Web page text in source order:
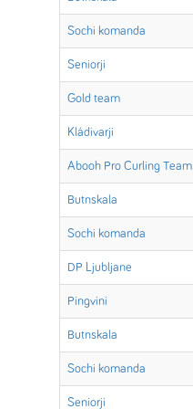
Sochi komanda
Seniorji
Gold team
Kládivarji
Abooh Pro Curling Team
Butnskala
Sochi komanda
DP Ljubljane
Pingvini
Butnskala
Sochi komanda
Seniorji